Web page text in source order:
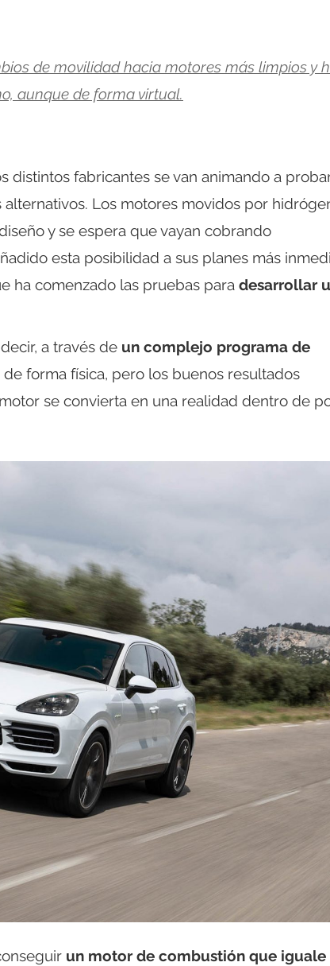
de movilidad hacia motores más limpios y
aunque de forma virtual.
distintos fabricantes se van animando a
Los motores movidos por
y se espera que vayan cobrando
esta posibilidad a sus planes más
ha comenzado las pruebas para desarrollar
a través de un complejo programa de
forma física, pero los buenos resultados
se convierta en una realidad dentro de
un motor de combustión que iguale